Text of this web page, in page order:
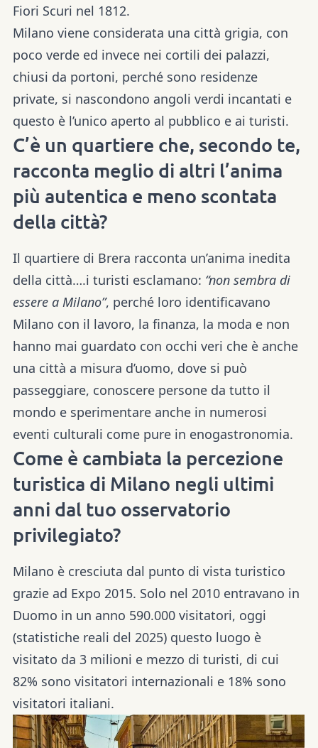
Fiori Scuri nel 1812.
Milano viene considerata una città grigia, con
poco verde ed invece nei cortili dei palazzi,
chiusi da portoni, perché sono residenze
private, si nascondono angoli verdi incantati e
questo è l’unico aperto al pubblico e ai turisti.
C’è un quartiere che, secondo te,
racconta meglio di altri l’anima
più autentica e meno scontata
della città?
Il quartiere di Brera racconta un’anima inedita
della città….i turisti esclamano: “non sembra di
essere a Milano”, perché loro identificavano
Milano con il lavoro, la finanza, la moda e non
hanno mai guardato con occhi veri che è anche
una città a misura d’uomo, dove si può
passeggiare, conoscere persone da tutto il
mondo e sperimentare anche in numerosi
eventi culturali come pure in enogastronomia.
Come è cambiata la percezione
turistica di Milano negli ultimi
anni dal tuo osservatorio
privilegiato?
Milano è cresciuta dal punto di vista turistico
grazie ad Expo 2015. Solo nel 2010 entravano in
Duomo in un anno 590.000 visitatori, oggi
(statistiche reali del 2025) questo luogo è
visitato da 3 milioni e mezzo di turisti, di cui
82% sono visitatori internazionali e 18% sono
visitatori italiani.